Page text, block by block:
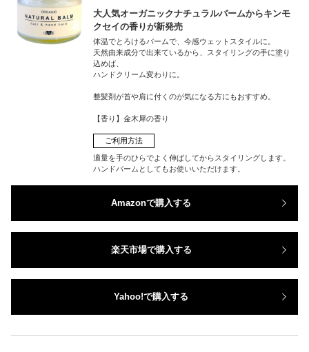
大人気オーガニックナチュラルバームからキンモ
クセイの香りが新発売
体温でとろけるバームで、今感ウェットスタイルに。
天然由来成分で出来ているから、スタイリングの手に塗り
込めば、
ハンドクリーム変わりに。
整髪剤が首や肩に付くのが気になる方にもおすすめ。
【香り】金木犀の香り
ご利用方法
適量を手のひらでよく伸ばしてからスタイリングします。
ハンドバームとしてもお使いいただけます。
Amazonで購入する
楽天市場で購入する
Yahoo!で購入する